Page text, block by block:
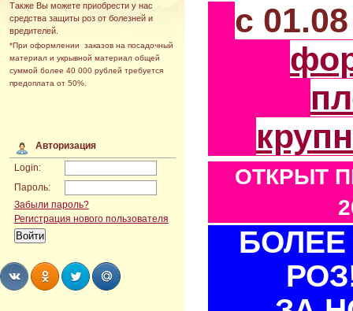
Также Вы можете приобрести у нас
средства защиты роз от болезней и
вредителей.
*При оформлении заказов на посадочный
материал и укрывной материал общей
суммой более 40 000 рублей требуется
предоплата от 50%.
Авторизация
Login:
Пароль:
Забыли пароль?
Регистрация нового пользователя
с
ОТКРЫТ
БОЛЕЕ